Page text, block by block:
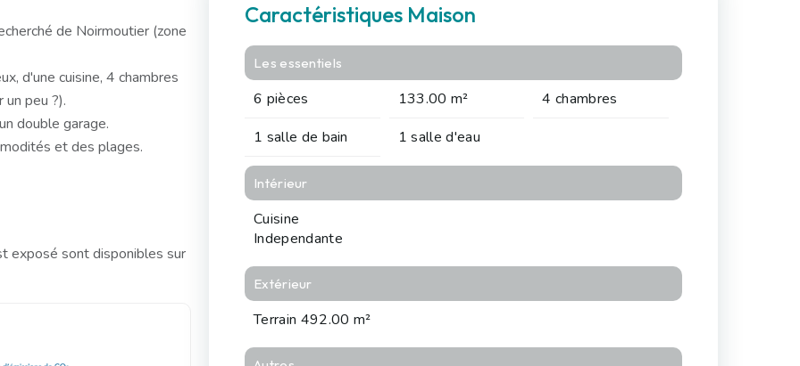
de Noirmoutier (zone
d'une cuisine, 4 chambres
peu ?).
double garage.
et des plages.
exposé sont disponibles sur
Caractéristiques Maison
Les essentiels
6 pièces 133.00 m²
4 chambres
1 salle de bain
1 salle d'eau
Intérieur
Cuisine
Independante
Extérieur
Terrain 492.00 m²